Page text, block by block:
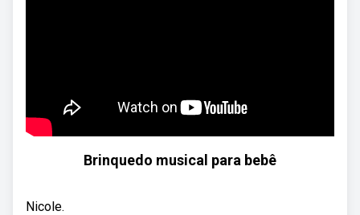
Brinquedo musical para bebê
Nicole.